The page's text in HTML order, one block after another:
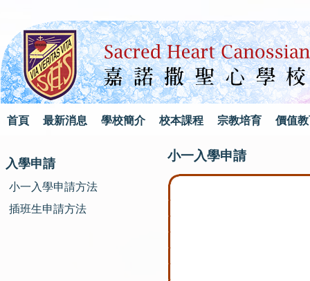
首頁 最新消息 學校簡介 校本課程 宗教培育 價值
入學申請
小一入學申請方法
插班生申請方法
小一入學申請